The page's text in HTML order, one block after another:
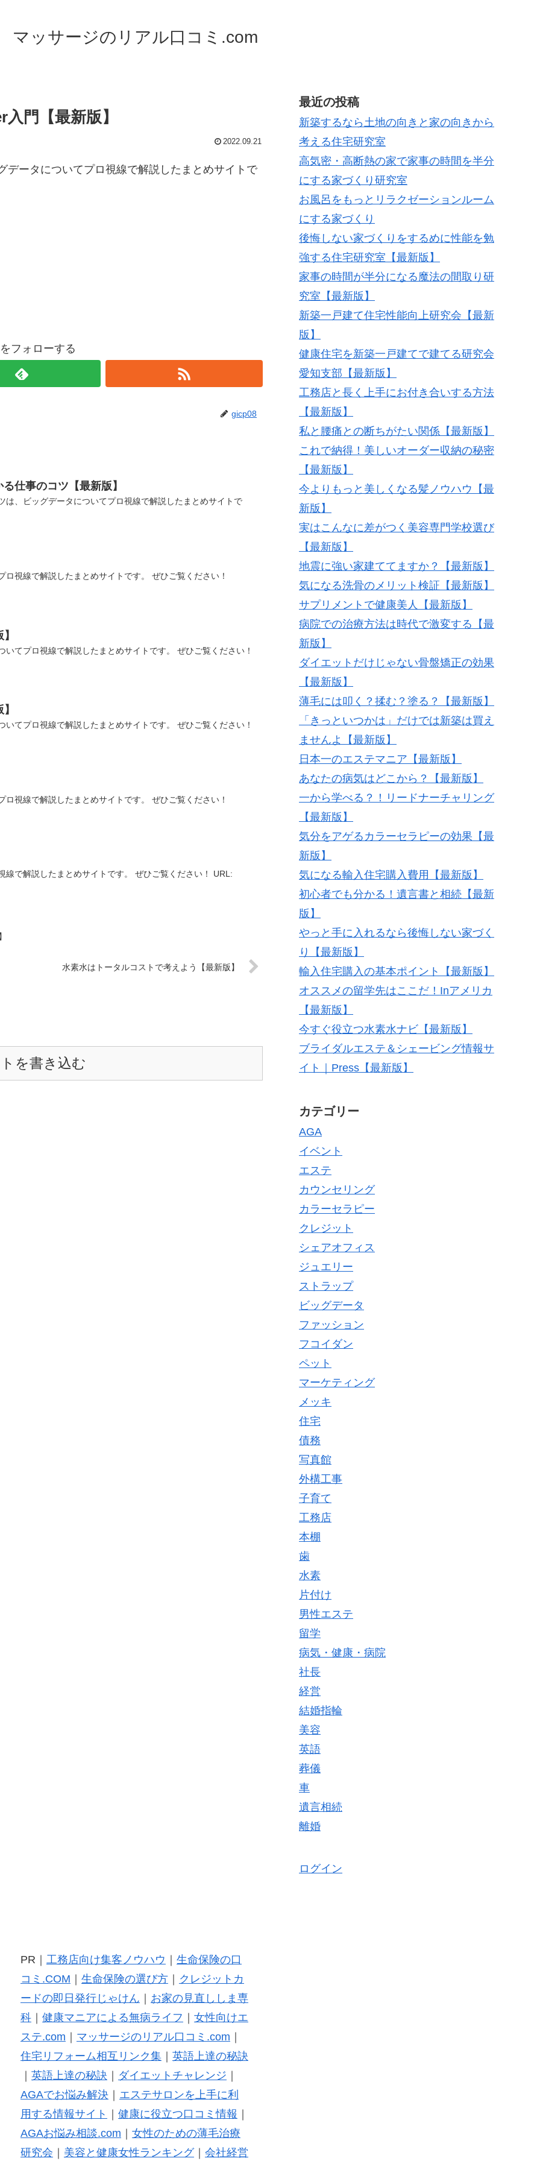
マッサージのリアル口コミ.com
門【最新版】
2022.09.21
データについてプロ視線で解説したまとめサイトで
フォローする
gicp08
仕事のコツ【最新版】
、ビッグデータについてプロ視線で解説したまとめサイトで
視線で解説したまとめサイトです。 ぜひご覧ください！
てプロ視線で解説したまとめサイトです。 ぜひご覧ください！
てプロ視線で解説したまとめサイトです。 ぜひご覧ください！
視線で解説したまとめサイトです。 ぜひご覧ください！
線で解説したまとめサイトです。 ぜひご覧ください！ URL:
水素水はトータルコストで考えよう【最新版】
を書き込む
最近の投稿
新築するなら土地の向きと家の向きから
考える住宅研究室
高気密・高断熱の家で家事の時間を半分
にする家づくり研究室
お風呂をもっとリラクゼーションルーム
にする家づくり
後悔しない家づくりをするめに性能を勉
強する住宅研究室【最新版】
家事の時間が半分になる魔法の間取り研
究室【最新版】
新築一戸建て住宅性能向上研究会【最新
版】
健康住宅を新築一戸建てで建てる研究会
愛知支部【最新版】
工務店と長く上手にお付き合いする方法
【最新版】
私と腰痛との断ちがたい関係【最新版】
これで納得！美しいオーダー収納の秘密
【最新版】
今よりもっと美しくなる髪ノウハウ【最
新版】
実はこんなに差がつく美容専門学校選び
【最新版】
地震に強い家建ててますか？【最新版】
気になる洗骨のメリット検証【最新版】
サプリメントで健康美人【最新版】
病院での治療方法は時代で激変する【最
新版】
ダイエットだけじゃない骨盤矯正の効果
【最新版】
薄毛には叩く？揉む？塗る？【最新版】
「きっといつかは」だけでは新築は買え
ませんよ【最新版】
日本一のエステマニア【最新版】
あなたの病気はどこから？【最新版】
一から学べる？！リードナーチャリング
【最新版】
気分をアゲるカラーセラピーの効果【最
新版】
気になる輸入住宅購入費用【最新版】
初心者でも分かる！遺言書と相続【最新
版】
やっと手に入れるなら後悔しない家づく
り【最新版】
輸入住宅購入の基本ポイント【最新版】
オススメの留学先はここだ！Inアメリカ
【最新版】
今すぐ役立つ水素水ナビ【最新版】
ブライダルエステ＆シェービング情報サ
イト｜Press【最新版】
カテゴリー
AGA
イベント
エステ
カウンセリング
カラーセラピー
クレジット
シェアオフィス
ジュエリー
ストラップ
ビッグデータ
ファッション
フコイダン
ペット
マーケティング
メッキ
住宅
債務
写真館
外構工事
子育て
工務店
本棚
歯
水素
片付け
男性エステ
留学
病気・健康・病院
社長
経営
結婚指輪
美容
英語
葬儀
車
遺言相続
離婚
ログイン
PR｜ 工務店向け集客ノウハウ
生命保険の口
コミ.COM
生命保険の選び方｜
クレジットカ
ードの即日発行じゃけん
お家の見直ししま専
科｜ 健康マニアによる無病ライフ
女性向けエ
ステ.com
マッサージのリアル口コミ.com
住宅リフォーム相互リンク集｜ 英語上達の秘訣
英語上達の秘訣 ダイエットチャレンジ
AGAでお悩み解決｜ エステサロンを上手に利
用する情報サイト
健康に役立つ口コミ情報
AGAお悩み相談.com
女性のための薄毛治療
研究会
美容と健康女性ランキング｜ 会社経営